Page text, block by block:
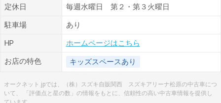
定休日 毎週水曜日 第２・第３火曜日
駐車場 あり
HP ホームページはこちら
お店の特色 キッズスペースあり
オークネット.jpでは、（株）スズキ自販関西 スズキアリーナ松原の中古車につ
いて、 「評価点と星の数」の情報をもとに、信頼性の高い中古車情報を提供し